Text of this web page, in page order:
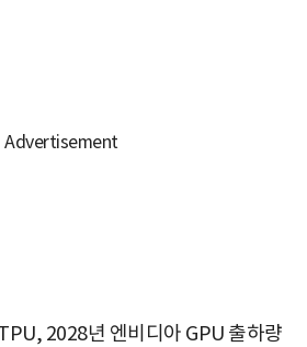
2028년 엔비디아 GPU 출하량